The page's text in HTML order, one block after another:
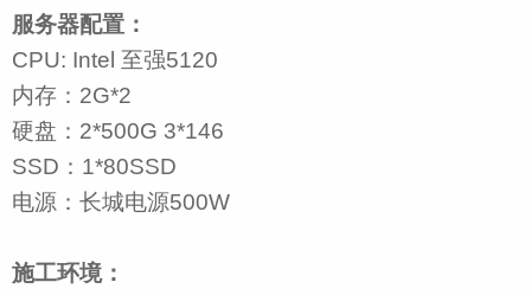
服务器配置：
CPU: Intel 至强5120
内存：2G*2
硬盘：2*500G 3*146
SSD：1*80SSD
电源：长城电源500W
施工环境：